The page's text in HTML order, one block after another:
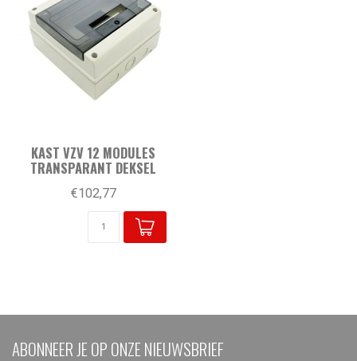
KAST VZV 12 MODULES
TRANSPARANT DEKSEL
€102,77
ABONNEER JE OP ONZE NIEUWSBRIEF